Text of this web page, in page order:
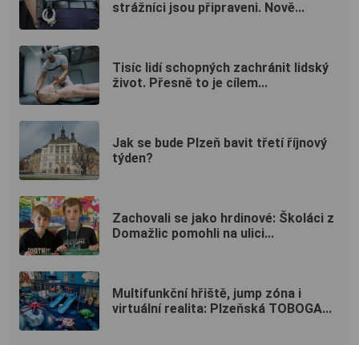
strážníci jsou připraveni. Nově...
Tisíc lidí schopných zachránit lidský
život. Přesně to je cílem...
Jak se bude Plzeň bavit třetí říjnový
týden?
Zachovali se jako hrdinové: Školáci z
Domažlic pomohli na ulici...
Multifunkční hřiště, jump zóna i
virtuální realita: Plzeňská TOBOGA...